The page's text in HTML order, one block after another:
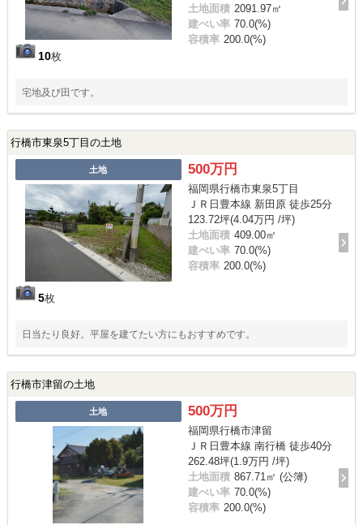
10枚
土地面積 2091.97㎡
建ぺい率 70.0(%)
容積率 200.0(%)
宅地及び田です。
行橋市東泉5丁目の土地
土地
5枚
500万円
福岡県行橋市東泉5丁目
ＪＲ日豊本線 新田原 徒歩25分
123.72坪(4.04万円 /坪)
土地面積 409.00㎡
建ぺい率 70.0(%)
容積率 200.0(%)
日当たり良好。平屋を建てたい方にもおすすめです。
行橋市津留の土地
土地 500万円
福岡県行橋市津留
ＪＲ日豊本線 南行橋 徒歩40分
262.48坪(1.9万円 /坪)
土地面積 867.71㎡ (公簿)
建ぺい率 70.0(%)
容積率 200.0(%)